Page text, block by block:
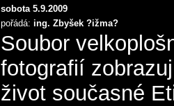
sobota 5.9.2009
pořádá: ing. Zbyšek ?ižma?
Soubor
fotografií
život současné